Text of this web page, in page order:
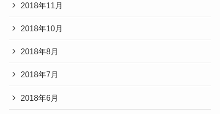
2018年11月
2018年10月
2018年8月
2018年7月
2018年6月